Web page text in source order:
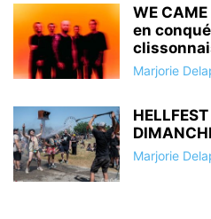
WE
en
Marjorie
Marjorie